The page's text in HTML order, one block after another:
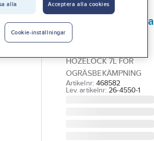
Växtskyddsspruta
Hozelock 7L
HOZELOCK 7L FÖR
OGRÄSBEKÄMPNING
Artikelnr: 468582
Lev. artikelnr: 26-4550-1
alla Acceptera alla cookies
Cookie-inställningar